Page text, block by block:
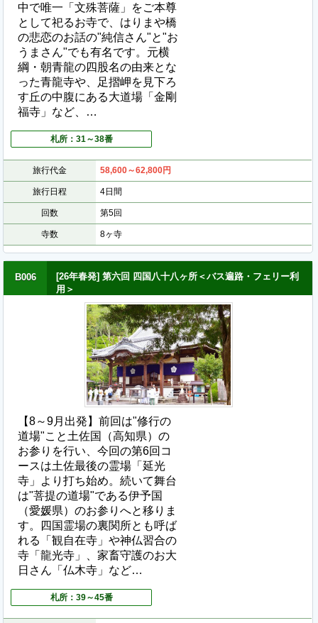
中で唯一「文殊菩薩」をご本尊
として祀るお寺で、はりまや橋
の悲恋のお話の"純信さん"と"お
うまさん"でも有名です。元横
綱・朝青龍の四股名の由来とな
った青龍寺や、足摺岬を見下ろ
す丘の中腹にある大道場「金剛
福寺」など、…
札所：31～38番
旅行代金 58,600～62,800円
旅行日程 4日間
回数 第5回
寺数 8ヶ寺
B006
[26年春発] 第六回 四国八十八ヶ所＜バス遍路・フェリー利
用＞
【8～9月出発】前回は"修行の
道場"こと土佐国（高知県）の
お参りを行い、今回の第6回コ
ースは土佐最後の霊場「延光
寺」より打ち始め。続いて舞台
は"菩提の道場"である伊予国
（愛媛県）のお参りへと移りま
す。四国霊場の裏関所とも呼ば
れる「観自在寺」や神仏習合の
寺「龍光寺」、家畜守護のお大
日さん「仏木寺」など…
札所：39～45番